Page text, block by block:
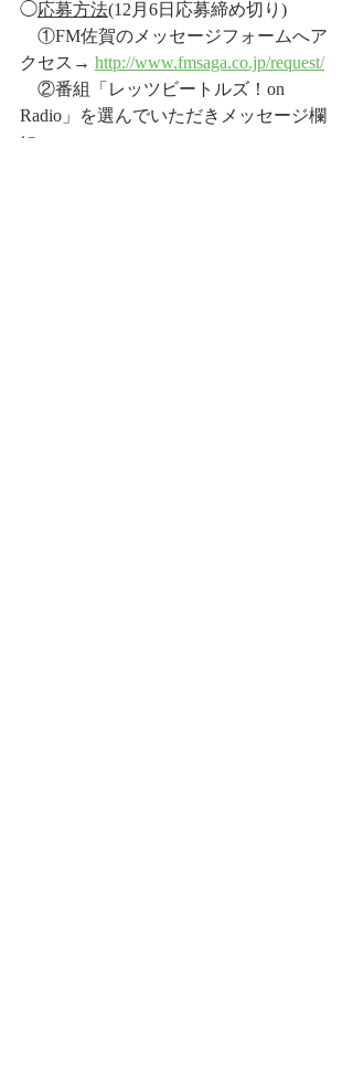
◯応募方法(12月6日応募締め切り)
①FM佐賀のメッセージフォームへア
クセス→ http://www.fmsaga.co.jp/request/
②番組「レッツビートルズ！on
Radio」を選んでいただきメッセージ欄
に